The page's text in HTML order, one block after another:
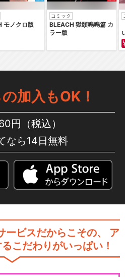
劇場版 美少女戦士セーラーム
劇場版 美少女戦士セーラーム
ーンＳｕｐｅｒＳ外…
美少女戦士セーラームーンCr
ystal
美少女戦士セーラームーンCr
ystal 第3期…
モノクロ版
コミック
BLEACH 獄頤鳴鳴篇 カ
ラー版
加入もOK！
円（税込）
なら14日無料
ビスだからこその、
ア
こだわりがいっぱい！